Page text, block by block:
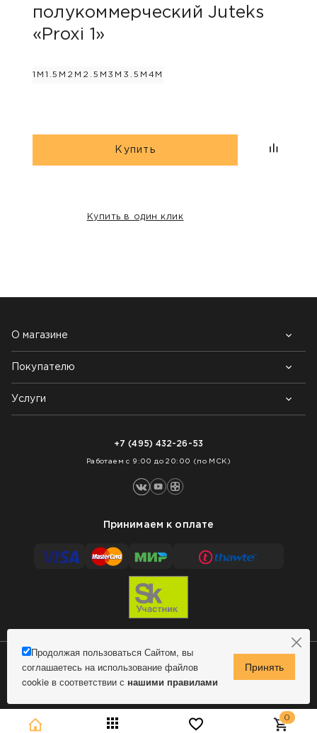
0
полукоммерческий Juteks
«Proxi 1»
1М 1.5М 2М 2.5М 3М 3.5М 4М
Купить
Купить в один клик
Продолжая пользоваться Сайтом, вы
соглашаетесь на использование файлов
cookie в соответствии с нашими правилами
О магазине
Почему выбирают нас
Контакты
Блог
Покупателю
Возврат товара
Как заказать
Услуги
+7 (495) 432-26-53
Работаем с 9:00 до 20:00 (по МСК)
Принимаем к оплате
© 2009 - 2026 Remontnick.ru.Сделано в MindMachine
Политика конфиденциальности